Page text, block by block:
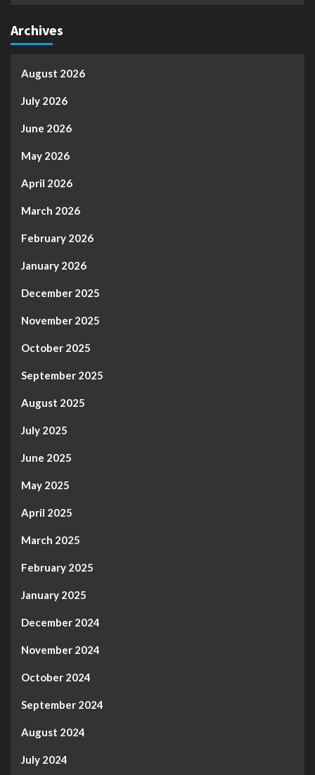
Archives
August 2026
July 2026
June 2026
May 2026
April 2026
March 2026
February 2026
January 2026
December 2025
November 2025
October 2025
September 2025
August 2025
July 2025
June 2025
May 2025
April 2025
March 2025
February 2025
January 2025
December 2024
November 2024
October 2024
September 2024
August 2024
July 2024